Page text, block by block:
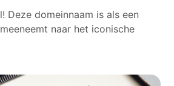
Deze domeinnaam is als een
naar het iconische